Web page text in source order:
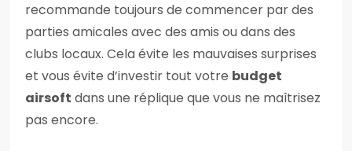
recommande toujours de commencer par des
parties amicales avec des amis ou dans des
clubs locaux. Cela évite les mauvaises surprises
et vous évite d’investir tout votre budget
airsoft dans une réplique que vous ne maîtrisez
pas encore.